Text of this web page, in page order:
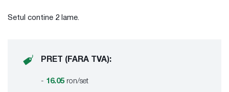
Setul contine 2 lame.
PRET (FARA TVA):
- 16.05 ron/set